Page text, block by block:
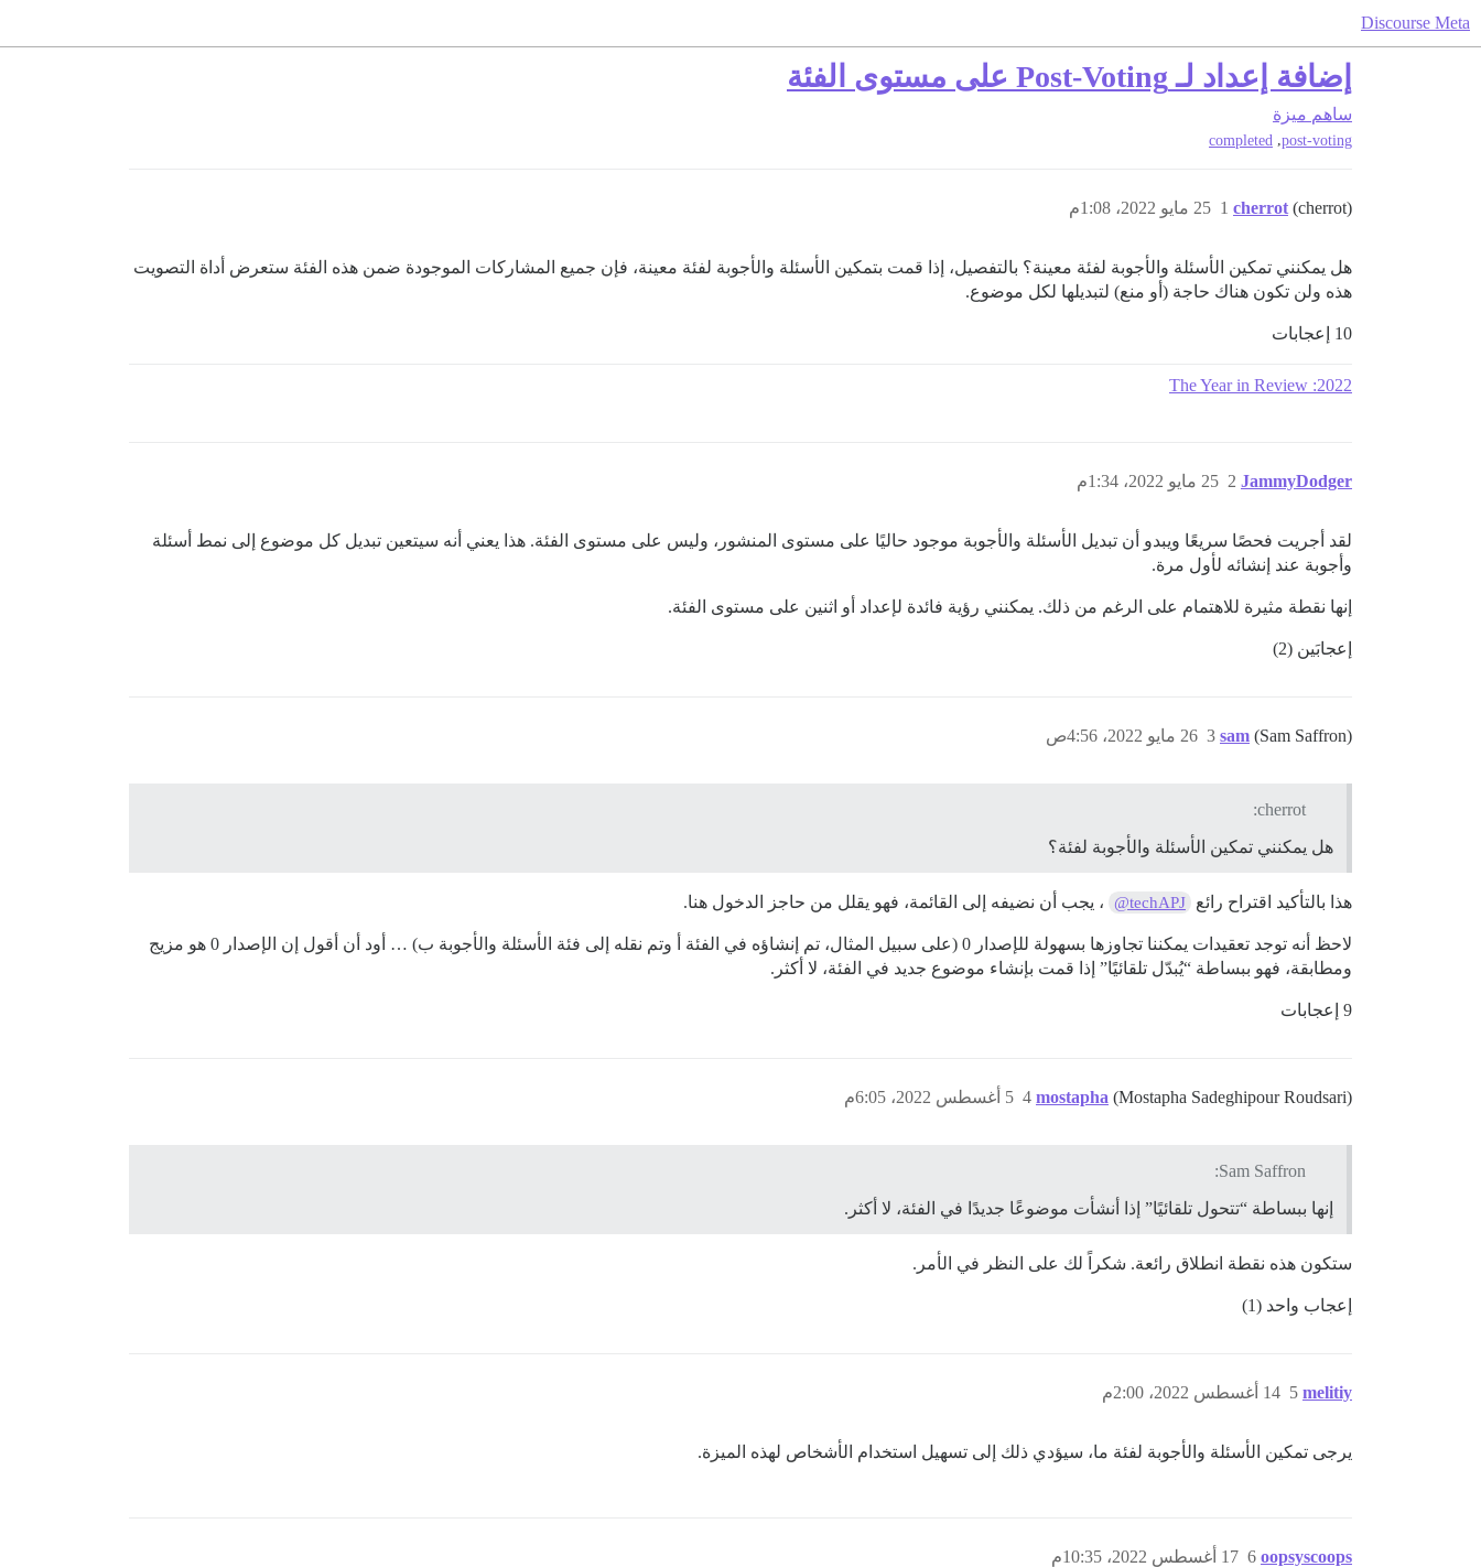
Discourse Meta
إضافة إعداد لـ Post-Voting على مستوى الفئة
ساهم ميزة
post-voting
,
completed
cherrot (cherrot) 25 مايو 2022، 1:08م 1
هل يمكنني تمكين الأسئلة والأجوبة لفئة معينة؟ بالتفصيل، إذا قمت بتمكين الأسئلة والأجوبة لفئة معينة، فإن جميع المشاركات الموجودة ضمن هذه الفئة ستعرض أداة التصويت
هذه ولن تكون هناك حاجة (أو منع) لتبديلها لكل موضوع.
10 إعجابات
2022: The Year in Review
JammyDodger 25 مايو 2022، 1:34م 2
لقد أجريت فحصًا سريعًا ويبدو أن تبديل الأسئلة والأجوبة موجود حاليًا على مستوى المنشور، وليس على مستوى الفئة. هذا يعني أنه سيتعين تبديل كل موضوع إلى نمط أسئلة
وأجوبة عند إنشائه لأول مرة.
إنها نقطة مثيرة للاهتمام على الرغم من ذلك. يمكنني رؤية فائدة لإعداد أو اثنين على مستوى الفئة.
إعجابَين (2)
sam (Sam Saffron) 26 مايو 2022، 4:56ص 3
cherrot:
هل يمكنني تمكين الأسئلة والأجوبة لفئة؟
هذا بالتأكيد اقتراح رائع @techAPJ ، يجب أن نضيفه إلى القائمة، فهو يقلل من حاجز الدخول هنا.
لاحظ أنه توجد تعقيدات يمكننا تجاوزها بسهولة للإصدار 0 (على سبيل المثال، تم إنشاؤه في الفئة أ وتم نقله إلى فئة الأسئلة والأجوبة ب) … أود أن أقول إن الإصدار 0 هو مزيج
ومطابقة، فهو ببساطة “يُبدّل تلقائيًا” إذا قمت بإنشاء موضوع جديد في الفئة، لا أكثر.
9 إعجابات
mostapha (Mostapha Sadeghipour Roudsari) 5 أغسطس 2022، 6:05م 4
Sam Saffron:
إنها ببساطة “تتحول تلقائيًا” إذا أنشأت موضوعًا جديدًا في الفئة، لا أكثر.
ستكون هذه نقطة انطلاق رائعة. شكراً لك على النظر في الأمر.
إعجاب واحد (1)
melitiy 14 أغسطس 2022، 2:00م 5
يرجى تمكين الأسئلة والأجوبة لفئة ما، سيؤدي ذلك إلى تسهيل استخدام الأشخاص لهذه الميزة.
oopsyscoops 17 أغسطس 2022، 10:35م 6